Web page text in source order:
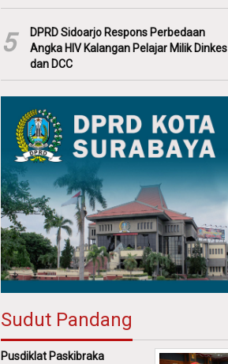
5
DPRD Sidoarjo Respons Perbedaan
Angka HIV Kalangan Pelajar Milik Dinkes
dan DCC
Sudut Pandang
Pusdiklat Paskibraka